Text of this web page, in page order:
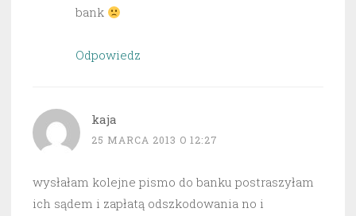
bank
Odpowiedz
kaja
25 MARCA 2013 O 12:27
wysłałam kolejne pismo do banku postraszyłam
ich sądem i zapłatą odszkodowania no i